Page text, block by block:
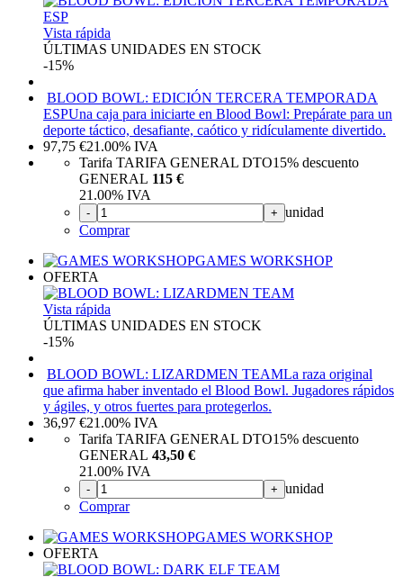
Vista rápida
ÚLTIMAS UNIDADES EN STOCK
-15%
BLOOD BOWL: EDICIÓN TERCERA TEMPORADA
ESPUna caja para iniciarte en Blood Bowl: Prepárate para un
deporte táctico, desafiante, caótico y ridículamente divertido.
97,75 €21.00% IVA
Tarifa TARIFA GENERAL DTO15% descuento
GENERAL 115 €
21.00% IVA
- + unidad
Comprar
GAMES WORKSHOP
OFERTA
Vista rápida
ÚLTIMAS UNIDADES EN STOCK
-15%
BLOOD BOWL: LIZARDMEN TEAMLa raza original
que afirma haber inventado el Blood Bowl. Jugadores rápidos
y ágiles, y otros fuertes para protegerlos.
36,97 €21.00% IVA
Tarifa TARIFA GENERAL DTO15% descuento
GENERAL 43,50 €
21.00% IVA
- + unidad
Comprar
GAMES WORKSHOP
OFERTA